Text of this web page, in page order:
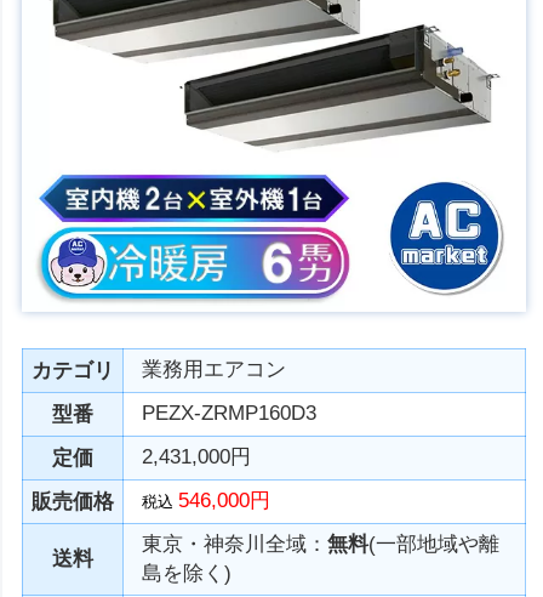
カテゴリ
業務用エアコン
型番
PEZX-ZRMP160D3
定価
2,431,000円
販売価格
税込 546,000円
送料
東京・神奈川全域：無料(一部地域や離
島を除く)